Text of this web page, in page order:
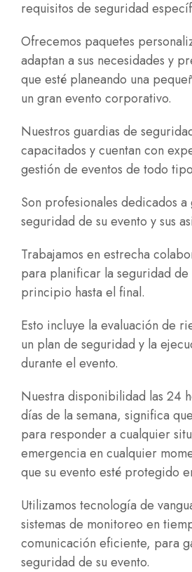
requisitos de seguridad
Ofrecemos paquetes
adaptan a sus necesidades y
que esté planeando una
un gran evento corporativo.
Nuestros guardias de
capacitados y cuentan con
gestión de eventos de todo
Son profesionales dedicados
seguridad de su evento y sus
Trabajamos en estrecha
para planificar la seguridad de
principio hasta el final.
Esto incluye la evaluación de
un plan de seguridad y la
durante el evento.
Nuestra disponibilidad las 24
días de la semana, significa
para responder a cualquier
emergencia en cualquier
que su evento esté protegido
Utilizamos tecnología de
sistemas de monitoreo en
comunicación eficiente, para
seguridad de su evento.